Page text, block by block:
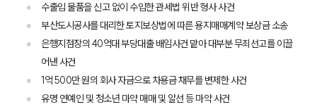
수출입 물품을 신고 없이 수입한 관세법 위반 형사 사건
부산도시공사를 대리한 토지보상법에 따른 용지매매계약 보상금 소송
은행지점장의 40억대 부당대출 배임사건 맡아 대부분 무죄선고를 이끌
어낸 사건
1억 500만 원의 회사 자금으로 차용금 채무를 변제한 사건
유명 연예인 및 청소년 마약 매매 및 알선 등 마약 사건